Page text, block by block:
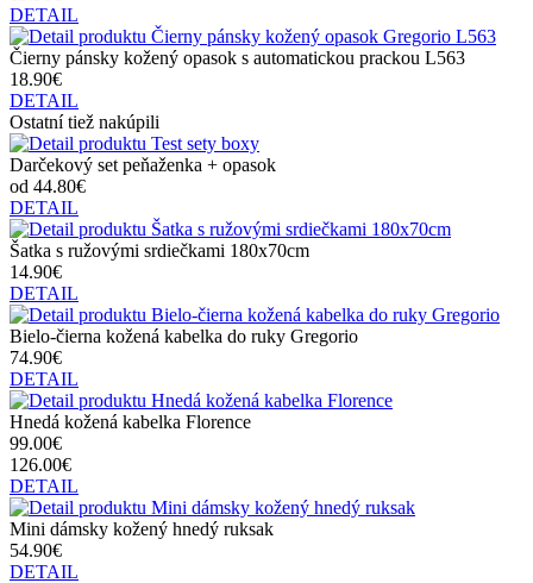
DETAIL
Čierny pánsky kožený opasok s automatickou prackou L563
18.90€
DETAIL
Ostatní tiež nakúpili
Darčekový set peňaženka + opasok
od 44.80€
DETAIL
Šatka s ružovými srdiečkami 180x70cm
14.90€
DETAIL
Bielo-čierna kožená kabelka do ruky Gregorio
74.90€
DETAIL
Hnedá kožená kabelka Florence
99.00€
126.00€
DETAIL
Mini dámsky kožený hnedý ruksak
54.90€
DETAIL